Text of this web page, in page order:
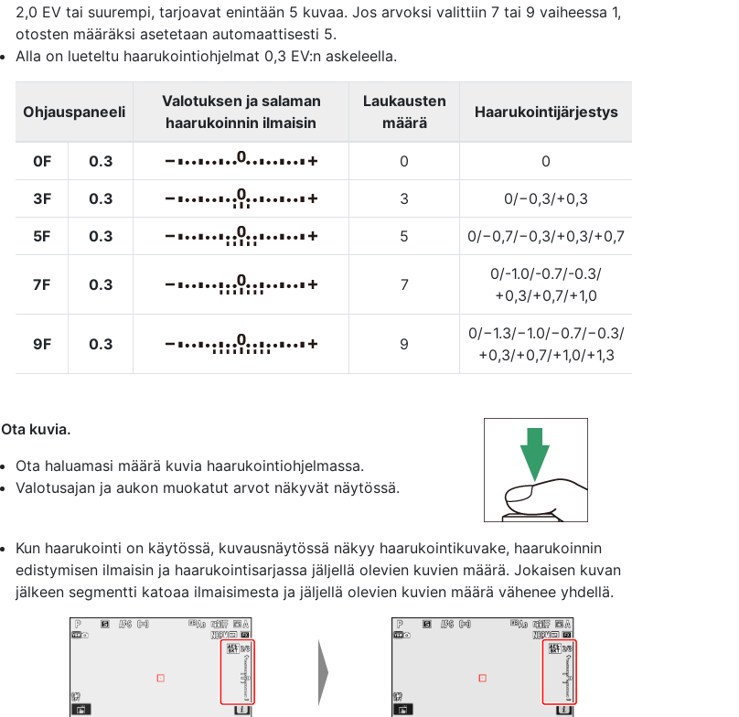
2,0 EV tai suurempi, tarjoavat enintään 5 kuvaa. Jos arvoksi valittiin 7 tai 9 vaiheessa 1,
otosten määräksi asetetaan automaattisesti 5.
Alla on lueteltu haarukointiohjelmat 0,3 EV:n askeleella.
Ohjauspaneeli
Valotuksen ja salaman
haarukoinnin ilmaisin
Laukausten
määrä
Haarukointijärjestys
0F 0.3 0 0
3F 0.3 3 0/−0,3/+0,3
5F 0.3 5 0/−0,7/−0,3/+0,3/+0,7
7F 0.3 7
0/-1.0/-0.7/-0.3/
+0,3/+0,7/+1,0
9F 0.3 9
0/−1.3/−1.0/−0.7/−0.3/
+0,3/+0,7/+1,0/+1,3
Ota kuvia.
Ota haluamasi määrä kuvia haarukointiohjelmassa.
Valotusajan ja aukon muokatut arvot näkyvät näytössä.
Kun haarukointi on käytössä, kuvausnäytössä näkyy haarukointikuvake, haarukoinnin
edistymisen ilmaisin ja haarukointisarjassa jäljellä olevien kuvien määrä. Jokaisen kuvan
jälkeen segmentti katoaa ilmaisimesta ja jäljellä olevien kuvien määrä vähenee yhdellä.